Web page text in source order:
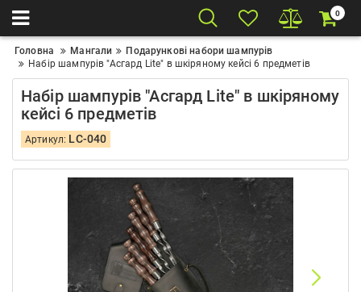
0
Головна Мангали
Подарункові набори шампурів
Набір шампурів "Асгард Lite" в шкіряному кейсі 6 предметів
Набір шампурів "Асгард Lite" в шкіряному
кейсі 6 предметів
Артикул: LC-040